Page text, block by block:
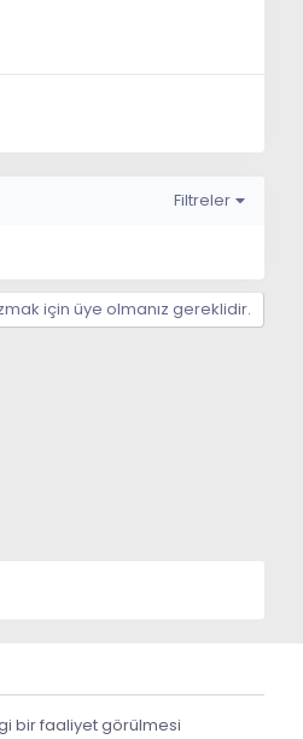
Filtreler
için üye olmanız gereklidir.
bir faaliyet görülmesi